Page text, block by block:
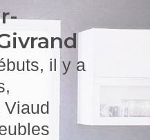
il y a
Viaud